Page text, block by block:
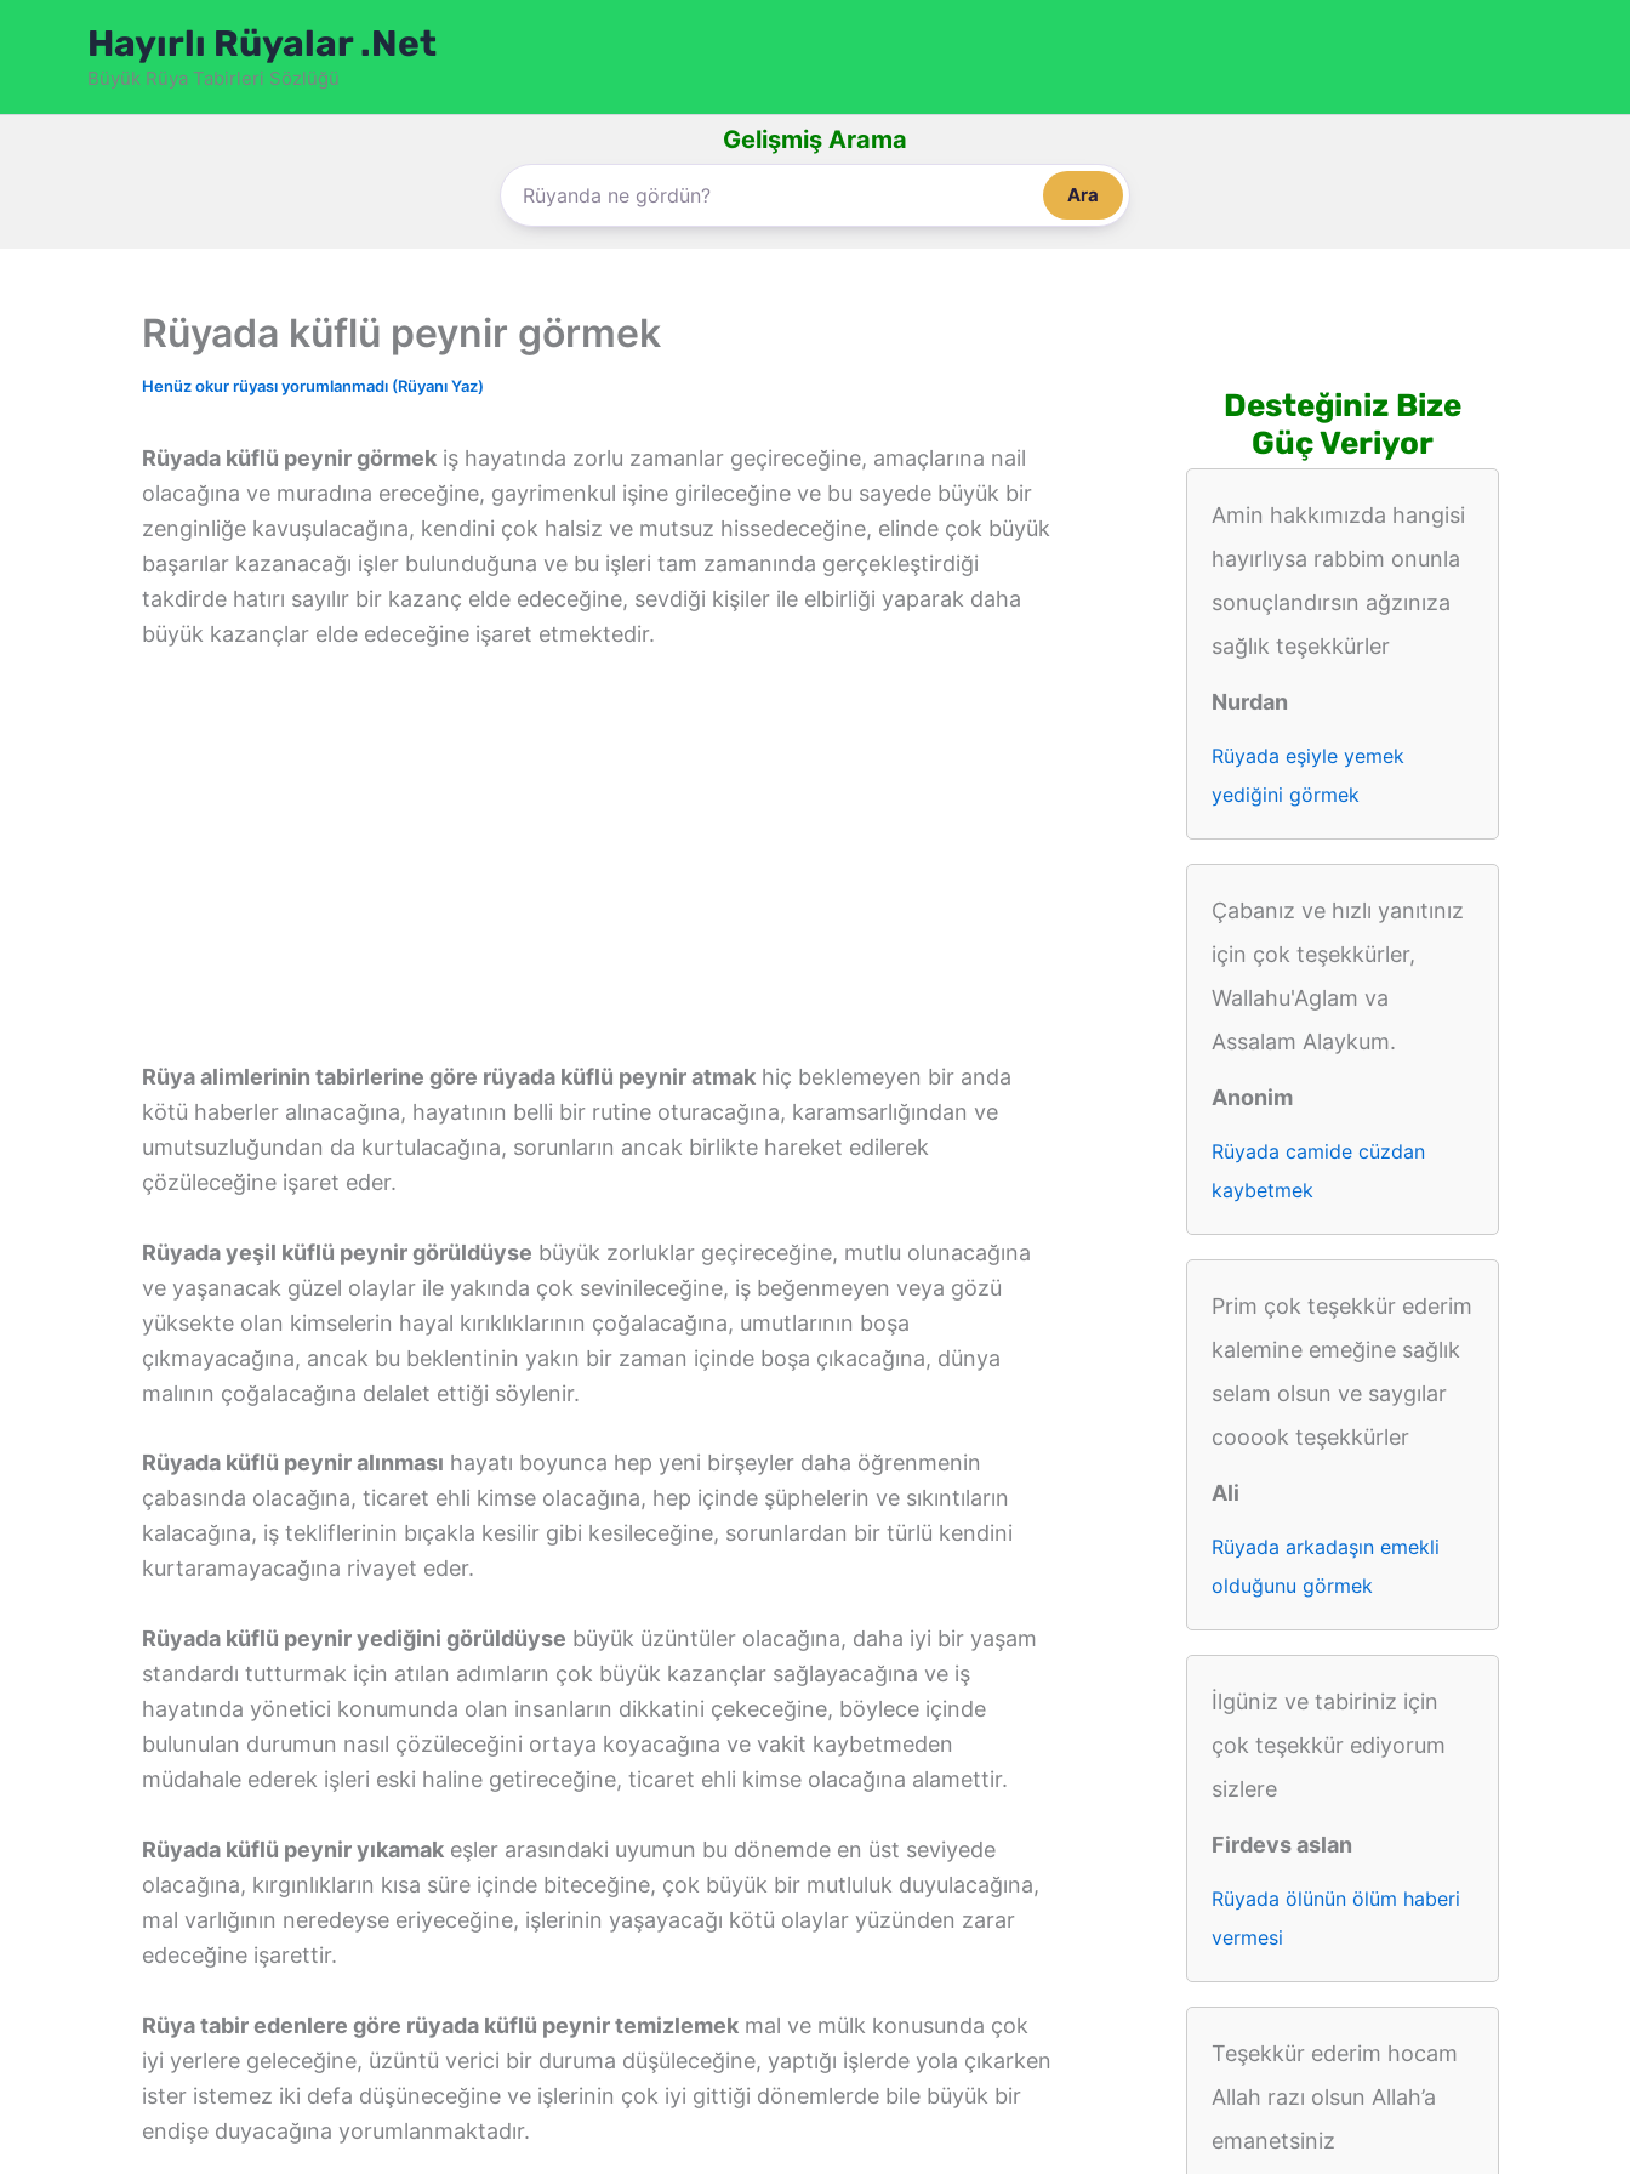
Hayırlı Rüyalar .Net
Büyük Rüya Tabirleri Sözlüğü
Gelişmiş Arama
Ara
Rüyada küflü peynir görmek
Henüz okur rüyası yorumlanmadı (Rüyanı Yaz)
Rüyada küflü peynir görmek iş hayatında zorlu zamanlar geçireceğine, amaçlarına nail
olacağına ve muradına ereceğine, gayrimenkul işine girileceğine ve bu sayede büyük bir
zenginliğe kavuşulacağına, kendini çok halsiz ve mutsuz hissedeceğine, elinde çok büyük
başarılar kazanacağı işler bulunduğuna ve bu işleri tam zamanında gerçekleştirdiği
takdirde hatırı sayılır bir kazanç elde edeceğine, sevdiği kişiler ile elbirliği yaparak daha
büyük kazançlar elde edeceğine işaret etmektedir.
Rüya alimlerinin tabirlerine göre rüyada küflü peynir atmak hiç beklemeyen bir anda
kötü haberler alınacağına, hayatının belli bir rutine oturacağına, karamsarlığından ve
umutsuzluğundan da kurtulacağına, sorunların ancak birlikte hareket edilerek
çözüleceğine işaret eder.
Rüyada yeşil küflü peynir görüldüyse büyük zorluklar geçireceğine, mutlu olunacağına
ve yaşanacak güzel olaylar ile yakında çok sevinileceğine, iş beğenmeyen veya gözü
yüksekte olan kimselerin hayal kırıklıklarının çoğalacağına, umutlarının boşa
çıkmayacağına, ancak bu beklentinin yakın bir zaman içinde boşa çıkacağına, dünya
malının çoğalacağına delalet ettiği söylenir.
Rüyada küflü peynir alınması hayatı boyunca hep yeni birşeyler daha öğrenmenin
çabasında olacağına, ticaret ehli kimse olacağına, hep içinde şüphelerin ve sıkıntıların
kalacağına, iş tekliflerinin bıçakla kesilir gibi kesileceğine, sorunlardan bir türlü kendini
kurtaramayacağına rivayet eder.
Rüyada küflü peynir yediğini görüldüyse büyük üzüntüler olacağına, daha iyi bir yaşam
standardı tutturmak için atılan adımların çok büyük kazançlar sağlayacağına ve iş
hayatında yönetici konumunda olan insanların dikkatini çekeceğine, böylece içinde
bulunulan durumun nasıl çözüleceğini ortaya koyacağına ve vakit kaybetmeden
müdahale ederek işleri eski haline getireceğine, ticaret ehli kimse olacağına alamettir.
Rüyada küflü peynir yıkamak eşler arasındaki uyumun bu dönemde en üst seviyede
olacağına, kırgınlıkların kısa süre içinde biteceğine, çok büyük bir mutluluk duyulacağına,
mal varlığının neredeyse eriyeceğine, işlerinin yaşayacağı kötü olaylar yüzünden zarar
edeceğine işarettir.
Rüya tabir edenlere göre rüyada küflü peynir temizlemek mal ve mülk konusunda çok
iyi yerlere geleceğine, üzüntü verici bir duruma düşüleceğine, yaptığı işlerde yola çıkarken
ister istemez iki defa düşüneceğine ve işlerinin çok iyi gittiği dönemlerde bile büyük bir
endişe duyacağına yorumlanmaktadır.
Desteğiniz Bize
Güç Veriyor
Amin hakkımızda hangisi
hayırlıysa rabbim onunla
sonuçlandırsın ağzınıza
sağlık teşekkürler
Nurdan
Rüyada eşiyle yemek
yediğini görmek
Çabanız ve hızlı yanıtınız
için çok teşekkürler,
Wallahu'Aglam va
Assalam Alaykum.
Anonim
Rüyada camide cüzdan
kaybetmek
Prim çok teşekkür ederim
kalemine emeğine sağlık
selam olsun ve saygılar
cooook teşekkürler
Ali
Rüyada arkadaşın emekli
olduğunu görmek
İlgüniz ve tabiriniz için
çok teşekkür ediyorum
sizlere
Firdevs aslan
Rüyada ölünün ölüm haberi
vermesi
Teşekkür ederim hocam
Allah razı olsun Allah’a
emanetsiniz